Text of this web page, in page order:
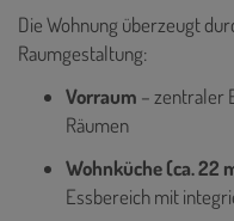
Die Wohnung überzeugt
Raumgestaltung:
Vorraum – zentraler
Räumen
Wohnküche (ca. 22
Essbereich mit